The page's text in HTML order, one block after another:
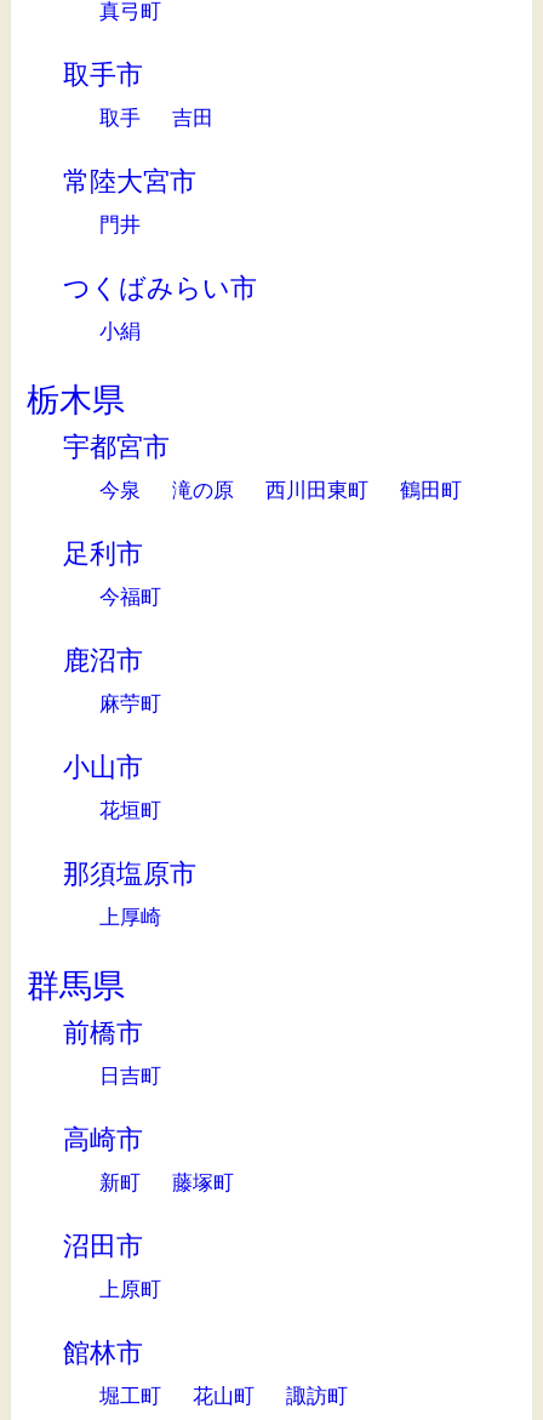
真弓町
取手市
取手 吉田
常陸大宮市
門井
つくばみらい市
小絹
栃木県
宇都宮市
今泉 滝の原 西川田東町 鶴田町
足利市
今福町
鹿沼市
麻苧町
小山市
花垣町
那須塩原市
上厚崎
群馬県
前橋市
日吉町
高崎市
新町 藤塚町
沼田市
上原町
館林市
堀工町 花山町 諏訪町